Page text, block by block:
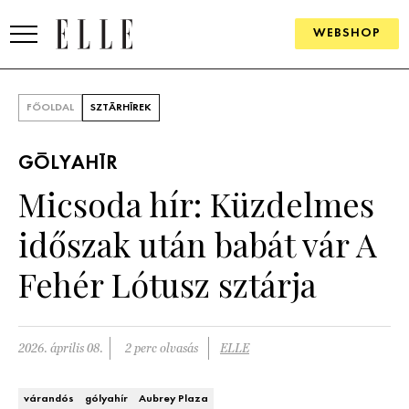
WEBSHOP
SZÉPSÉG
ÉLETMÓD
PÁRKAPCSOLAT
FŐOLDAL SZTÁRHÍREK
GÓLYAHÍR
Micsoda hír: Küzdelmes
időszak után babát vár A
Fehér Lótusz sztárja
2026. április 08. 2 perc olvasás ELLE
várandós gólyahír Aubrey Plaza